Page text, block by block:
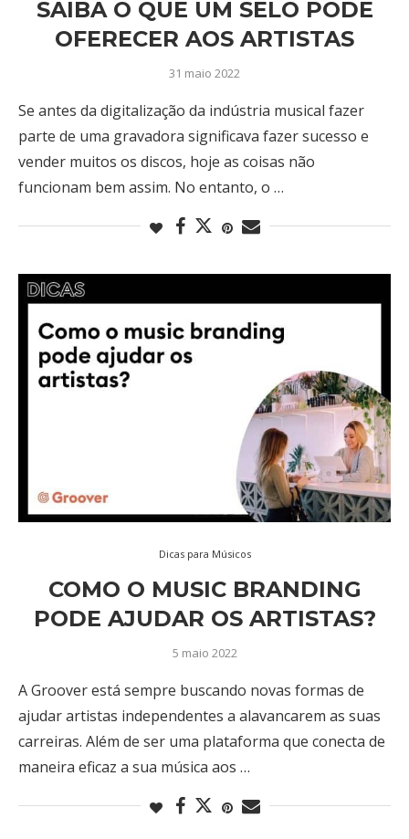
SAIBA O QUE UM SELO PODE
OFERECER AOS ARTISTAS
31 maio 2022
Se antes da digitalização da indústria musical fazer
parte de uma gravadora significava fazer sucesso e
vender muitos os discos, hoje as coisas não
funcionam bem assim. No entanto, o …
Dicas para Músicos
COMO O MUSIC BRANDING
PODE AJUDAR OS ARTISTAS?
5 maio 2022
A Groover está sempre buscando novas formas de
ajudar artistas independentes a alavancarem as suas
carreiras. Além de ser uma plataforma que conecta de
maneira eficaz a sua música aos …